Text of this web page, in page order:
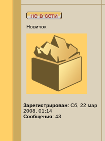
Новичок
Зарегистрирован: Сб, 22 мар
2008, 01:14
Сообщения: 43